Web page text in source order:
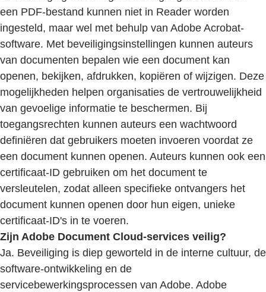
een PDF-bestand kunnen niet in Reader worden
ingesteld, maar wel met behulp van Adobe Acrobat-
software. Met beveiligingsinstellingen kunnen auteurs
van documenten bepalen wie een document kan
openen, bekijken, afdrukken, kopiëren of wijzigen. Deze
mogelijkheden helpen organisaties de vertrouwelijkheid
van gevoelige informatie te beschermen. Bij
toegangsrechten kunnen auteurs een wachtwoord
definiëren dat gebruikers moeten invoeren voordat ze
een document kunnen openen. Auteurs kunnen ook een
certificaat-ID gebruiken om het document te
versleutelen, zodat alleen specifieke ontvangers het
document kunnen openen door hun eigen, unieke
certificaat-ID's in te voeren.
Zijn Adobe Document Cloud-services veilig?
Ja. Beveiliging is diep geworteld in de interne cultuur, de
software-ontwikkeling en de
servicebewerkingsprocessen van Adobe. Adobe